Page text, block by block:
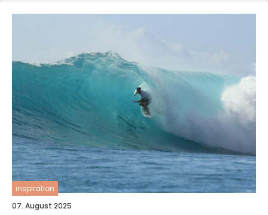
inspiration
07. August 2025